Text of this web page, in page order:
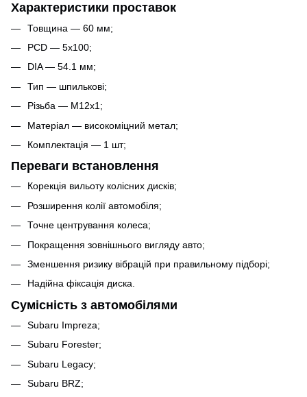
Характеристики проставок
Товщина — 60 мм;
PCD — 5x100;
DIA — 54.1 мм;
Тип — шпилькові;
Різьба — M12x1;
Матеріал — високоміцний метал;
Комплектація — 1 шт;
Переваги встановлення
Корекція вильоту колісних дисків;
Розширення колії автомобіля;
Точне центрування колеса;
Покращення зовнішнього вигляду авто;
Зменшення ризику вібрацій при правильному підборі;
Надійна фіксація диска.
Сумісність з автомобілями
Subaru Impreza;
Subaru Forester;
Subaru Legacy;
Subaru BRZ;